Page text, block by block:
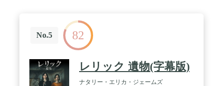
No.5 82
レリック 遺物(字幕版)
ナタリー・エリカ・ジェームズ